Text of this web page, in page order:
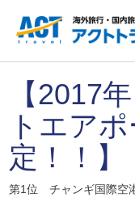
【2017
トエア
定！！】
第1位 チャンギ国際空